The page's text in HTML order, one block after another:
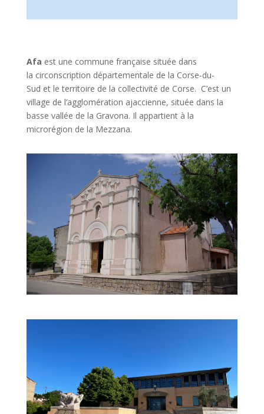
Afa est une commune française située dans
la circonscription départementale de la Corse-du-
Sud et le territoire de la collectivité de Corse. C’est un
village de l’agglomération ajaccienne, située dans la
basse vallée de la Gravona. Il appartient à la
microrégion de la Mezzana.